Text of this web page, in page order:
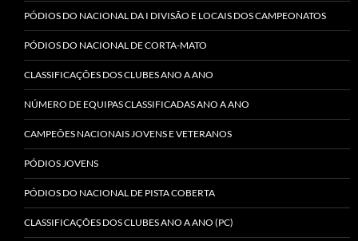
PÓDIOS DO NACIONAL DA I DIVISÃO E LOCAIS DOS CAMPEONATOS
PÓDIOS DO NACIONAL DE CORTA-MATO
CLASSIFICAÇÕES DOS CLUBES ANO A ANO
NÚMERO DE EQUIPAS CLASSIFICADAS ANO A ANO
CAMPEÕES NACIONAIS JOVENS E VETERANOS
PÓDIOS JOVENS
PÓDIOS DO NACIONAL DE PISTA COBERTA
CLASSIFICAÇÕES DOS CLUBES ANO A ANO (PC)